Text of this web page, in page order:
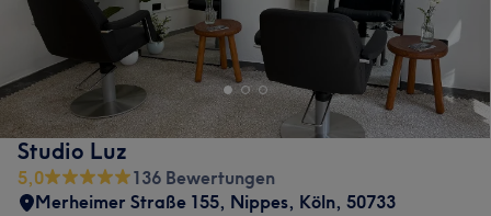
Studio Luz
5,0
136 Bewertungen
Merheimer Straße 155, Nippes, Köln, 50733